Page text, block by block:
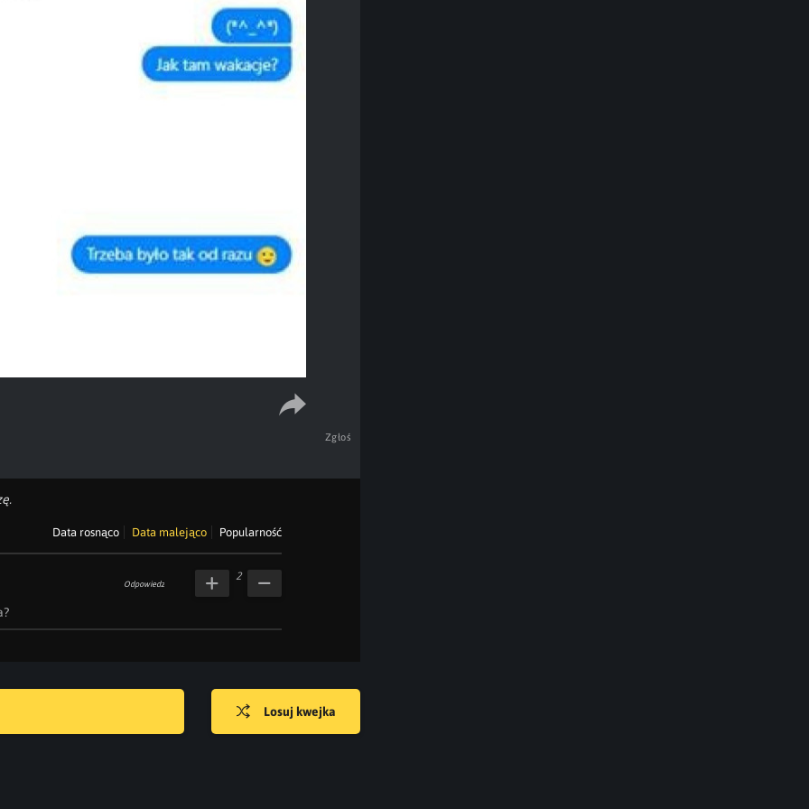
Zgłoś
Data rosnąco Data malejąco Popularność
Odpowiedz
2
Losuj kwejka